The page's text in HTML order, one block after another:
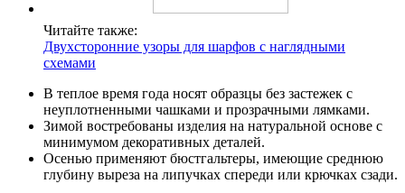
Читайте также:
Двухсторонние узоры для шарфов с наглядными
схемами
В теплое время года носят образцы без застежек с
неуплотненными чашками и прозрачными лямками.
Зимой востребованы изделия на натуральной основе с
минимумом декоративных деталей.
Осенью применяют бюстгальтеры, имеющие среднюю
глубину выреза на липучках спереди или крючках сзади.